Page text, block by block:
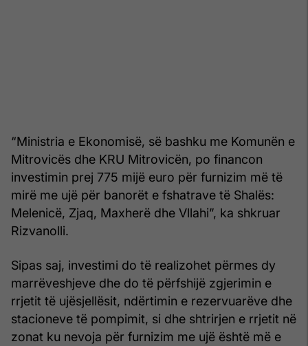
“Ministria e Ekonomisë, së bashku me Komunën e
Mitrovicës dhe KRU Mitrovicën, po financon
investimin prej 775 mijë euro për furnizim më të
mirë me ujë për banorët e fshatrave të Shalës:
Melenicë, Zjaq, Maxherë dhe Vllahi”, ka shkruar
Rizvanolli.
Sipas saj, investimi do të realizohet përmes dy
marrëveshjeve dhe do të përfshijë zgjerimin e
rrjetit të ujësjellësit, ndërtimin e rezervuarëve dhe
stacioneve të pompimit, si dhe shtrirjen e rrjetit në
zonat ku nevoja për furnizim me ujë është më e